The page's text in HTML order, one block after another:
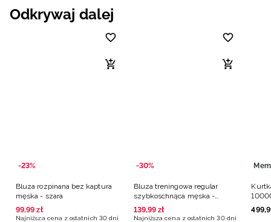
Odkrywaj dalej
-23%
Bluza rozpinana bez kaptura
męska - szara
99,99 zł
Najniższa cena z ostatnich 30 dni
-30%
Bluza treningowa regular
szybkoschnąca męska -
czerwona
139,99 zł
Najniższa cena z ostatnich 30 dni
499,